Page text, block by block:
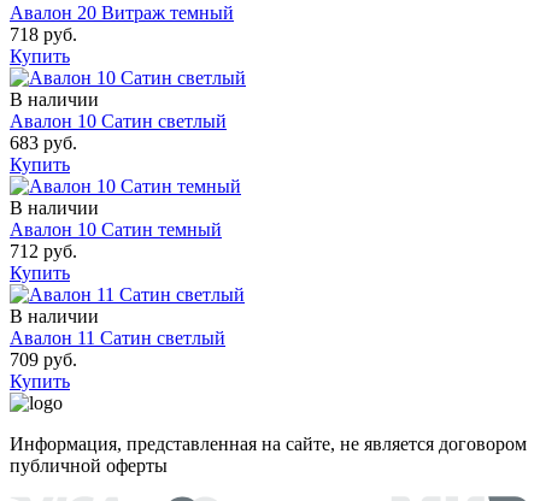
Авалон 20 Витраж темный
718 руб.
Купить
В наличии
Авалон 10 Сатин светлый
683 руб.
Купить
В наличии
Авалон 10 Сатин темный
712 руб.
Купить
В наличии
Авалон 11 Сатин светлый
709 руб.
Купить
Информация, представленная на сайте, не является договором
публичной оферты